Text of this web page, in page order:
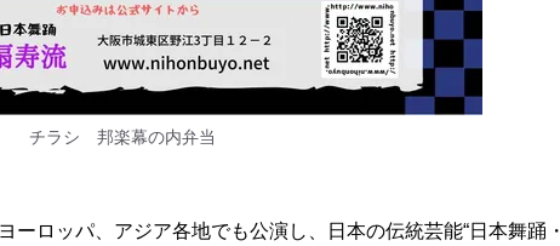
チラシ 邦楽幕の内弁当
ーロッパ、アジア各地でも公演し、日本の伝統芸能“日本舞踊・